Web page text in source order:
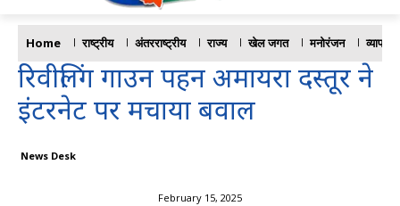
Home राष्ट्रीय अंतरराष्ट्रीय राज्य खेल जगत मनोरंजन व्यापार
रिवीलिंग गाउन पहन अमायरा दस्तूर ने
इंटरनेट पर मचाया बवाल
News Desk
February 15, 2025